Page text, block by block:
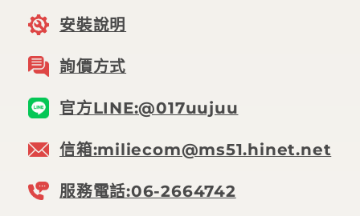
安裝說明
詢價方式
官方LINE:@017uujuu
信箱:miliecom@ms51.hinet.net
服務電話:06-2664742